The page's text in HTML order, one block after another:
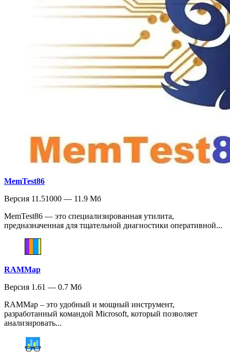
MemTest86
Версия 11.51000 — 11.9 Мб
MemTest86 — это специализированная утилита,
предназначенная для тщательной диагностики оперативной...
RAMMap
Версия 1.61 — 0.7 Мб
RAMMap – это удобный и мощный инструмент,
разработанный командой Microsoft, который позволяет
анализировать...